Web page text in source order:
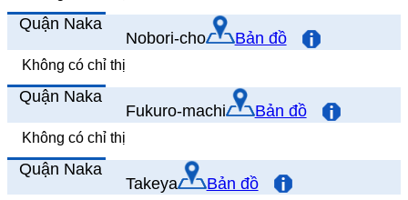
Quận Naka
Nobori-cho
Bản đồ
Không có chỉ thị
Quận Naka
Fukuro-machi
Bản đồ
Không có chỉ thị
Quận Naka
Takeya
Bản đồ